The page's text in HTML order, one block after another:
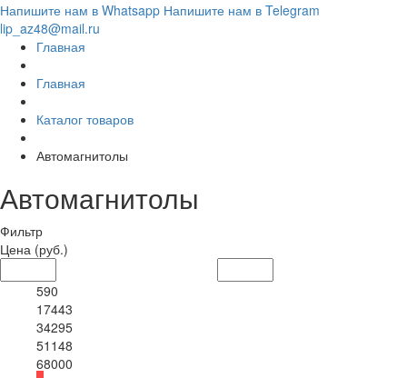
Напишите нам в Whatsapp Напишите нам в Telegram
lip_az48@mail.ru
Главная
Главная
Каталог товаров
Автомагнитолы
Автомагнитолы
Фильтр
Цена (руб.)
590
17443
34295
51148
68000